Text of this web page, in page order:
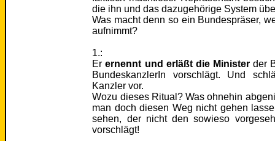
die ihn und das dazugehörige System
Was macht denn so ein Bundespräser,
aufnimmt?
1.:
Erernennt und erläßt die Ministerder
BundeskanzlerIn vorschlägt. Und
Kanzler vor.
Wozu dieses Ritual? Was ohnehin
man doch diesen Weg nicht gehen
sehen, der nicht den sowieso
vorschlägt!